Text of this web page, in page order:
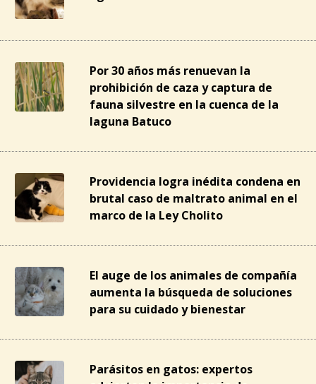
Por 30 años más renuevan la
prohibición de caza y captura de
fauna silvestre en la cuenca de la
laguna Batuco
Providencia logra inédita condena en
brutal caso de maltrato animal en el
marco de la Ley Cholito
El auge de los animales de compañía
aumenta la búsqueda de soluciones
para su cuidado y bienestar
Parásitos en gatos: expertos